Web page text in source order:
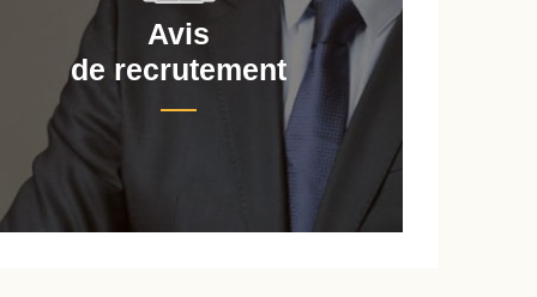
Avis
de recrutement